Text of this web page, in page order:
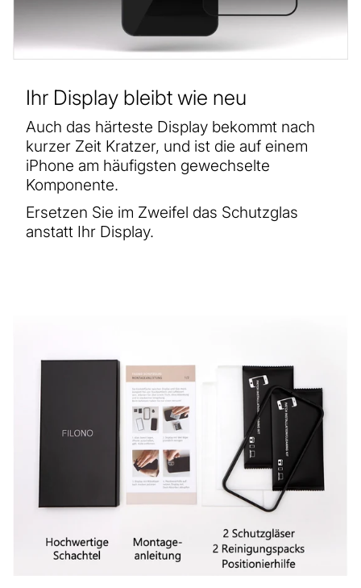
Ihr Display bleibt wie neu
Auch das härteste Display bekommt nach
kurzer Zeit Kratzer, und ist die auf einem
iPhone am häufigsten gewechselte
Komponente.
Ersetzen Sie im Zweifel das Schutzglas
anstatt Ihr Display.